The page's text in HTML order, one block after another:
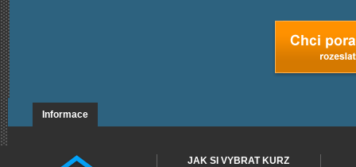
Informace
JAK SI VYBRAT KURZ